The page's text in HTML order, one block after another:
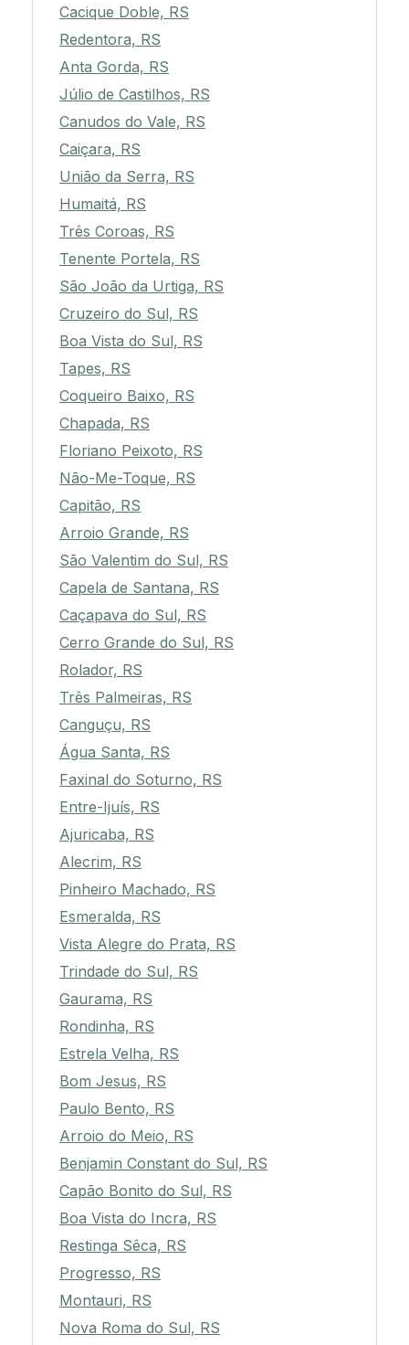
Cacique Doble, RS
Redentora, RS
Anta Gorda, RS
Júlio de Castilhos, RS
Canudos do Vale, RS
Caiçara, RS
União da Serra, RS
Humaitá, RS
Três Coroas, RS
Tenente Portela, RS
São João da Urtiga, RS
Cruzeiro do Sul, RS
Boa Vista do Sul, RS
Tapes, RS
Coqueiro Baixo, RS
Chapada, RS
Floriano Peixoto, RS
Não-Me-Toque, RS
Capitão, RS
Arroio Grande, RS
São Valentim do Sul, RS
Capela de Santana, RS
Caçapava do Sul, RS
Cerro Grande do Sul, RS
Rolador, RS
Três Palmeiras, RS
Canguçu, RS
Água Santa, RS
Faxinal do Soturno, RS
Entre-Ijuís, RS
Ajuricaba, RS
Alecrim, RS
Pinheiro Machado, RS
Esmeralda, RS
Vista Alegre do Prata, RS
Trindade do Sul, RS
Gaurama, RS
Rondinha, RS
Estrela Velha, RS
Bom Jesus, RS
Paulo Bento, RS
Arroio do Meio, RS
Benjamin Constant do Sul, RS
Capão Bonito do Sul, RS
Boa Vista do Incra, RS
Restinga Sêca, RS
Progresso, RS
Montauri, RS
Nova Roma do Sul, RS